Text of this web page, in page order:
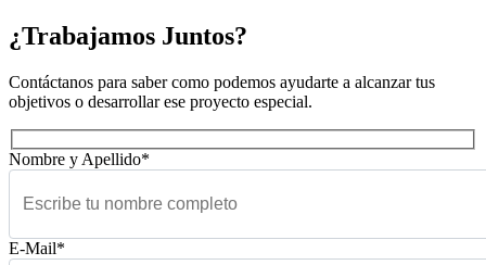
¿Trabajamos Juntos?
Contáctanos para saber como podemos ayudarte a alcanzar tus
objetivos o desarrollar ese proyecto especial.
Nombre y Apellido*
E-Mail*